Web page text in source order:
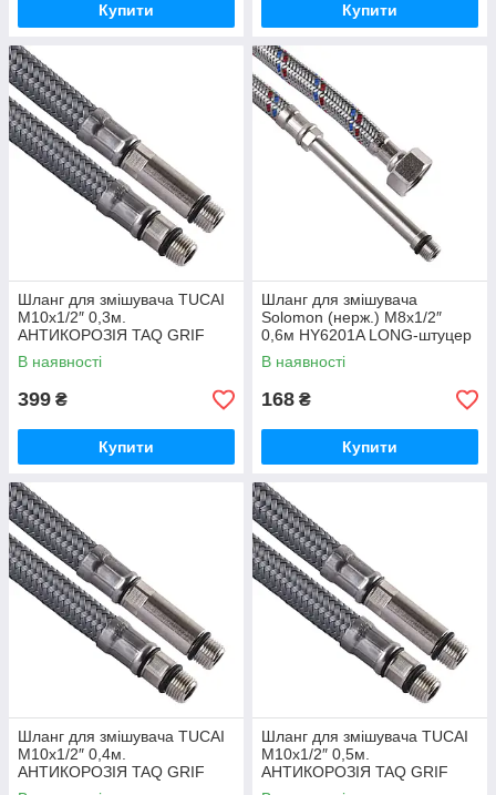
Купити Купити
Шланг для змішувача TUCAI
М10х1/2″ 0,3м.
АНТИКОРОЗІЯ TAQ GRIF
AСB 206218 ПАРА
В наявності
399 ₴
Купити
Шланг для змішувача
Solomon (нерж.) М8х1/2″
0,6м HY6201A LONG-штуцер
70мм SH2006
В наявності
168 ₴
Купити
Шланг для змішувача TUCAI
М10х1/2″ 0,4м.
АНТИКОРОЗІЯ TAQ GRIF
AСB 206219 ПАРА
Шланг для змішувача TUCAI
М10х1/2″ 0,5м.
АНТИКОРОЗІЯ TAQ GRIF
AСB 206220 ПАРА